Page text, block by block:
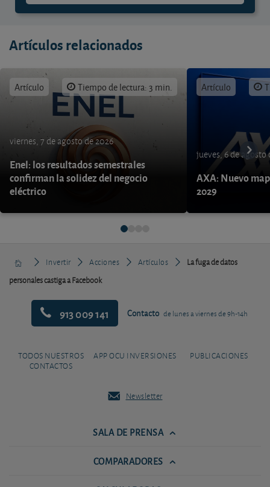
Artículos relacionados
Artículo Tiempo de lectura: 3 min.
viernes, 7 de agosto de 2026
Enel: los resultados semestrales
confirman la solidez del negocio
eléctrico
Artículo
jueves, 6 de agosto
AXA: Nuevo
2029
Invertir Acciones Artículos
La fuga de datos
personales castiga a Facebook
913 009 141 Contacto de lunes a viernes de 9h-14h
TODOS NUESTROS
CONTACTOS
APP OCU INVERSIONES PUBLICACIONES
Newsletter
SALA DE PRENSA
COMPARADORES